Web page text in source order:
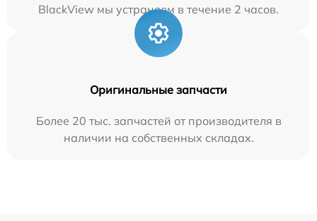
BlackView мы устраняем в течение 2 часов.
Оригинальные запчасти
Более 20 тыс. запчастей от производителя в
наличии на собственных складах.